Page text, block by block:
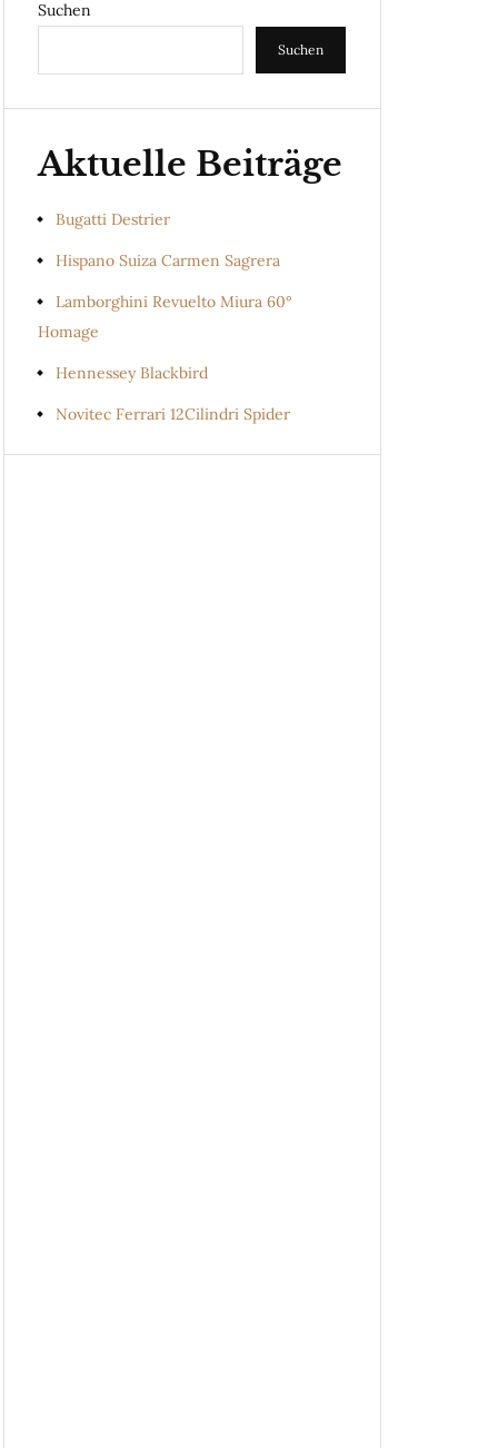
Suchen
Suchen
Aktuelle Beiträge
Bugatti Destrier
Hispano Suiza Carmen Sagrera
Lamborghini Revuelto Miura 60°
Homage
Hennessey Blackbird
Novitec Ferrari 12Cilindri Spider